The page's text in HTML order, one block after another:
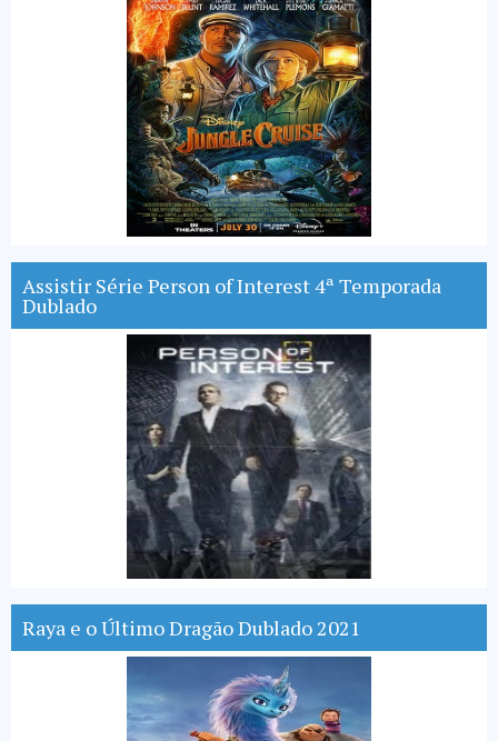
Assistir Série Person of Interest 4ª Temporada
Dublado
Raya e o Último Dragão Dublado 2021